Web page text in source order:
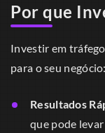
Por que
Investir em
para o seu negócio:
Resultados
que pode